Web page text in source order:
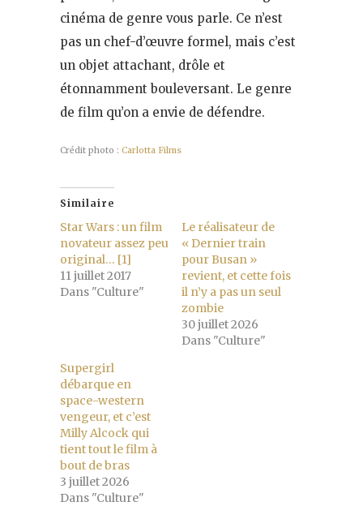
cinéma de genre vous parle. Ce n’est
pas un chef-d’œuvre formel, mais c’est
un objet attachant, drôle et
étonnamment bouleversant. Le genre
de film qu’on a envie de défendre.
Crédit photo : Carlotta Films
Similaire
Star Wars : un film
novateur assez peu
original… [1]
11 juillet 2017
Dans "Culture"
Le réalisateur de
« Dernier train
pour Busan »
revient, et cette fois
il n’y a pas un seul
zombie
30 juillet 2026
Dans "Culture"
Supergirl
débarque en
space-western
vengeur, et c’est
Milly Alcock qui
tient tout le film à
bout de bras
3 juillet 2026
Dans "Culture"